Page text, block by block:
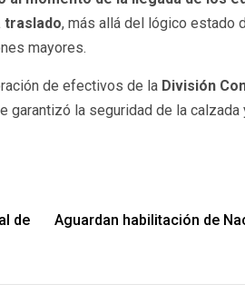
traslado, más allá del lógico estado
mayores.
de efectivos de la División
la seguridad de la
de
Aguardan habilitación de